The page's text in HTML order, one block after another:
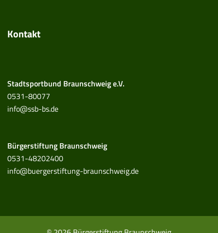
Kontakt
Stadtsportbund Braunschweig e.V.
0531-80077
info@ssb-bs.de
Bürgerstiftung Braunschweig
0531-48202400
info@buergerstiftung-braunschweig.de